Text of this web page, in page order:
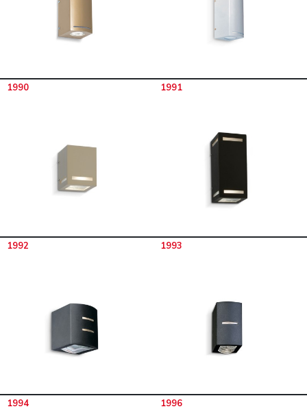
1990 1991
1992 1993
1994 1996